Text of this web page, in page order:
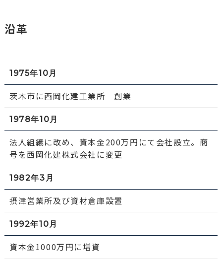
沿革
1975年10月
茨木市に西岡化建工業所 創業
1978年10月
法人組織に改め、資本金200万円にて会社設立。商
号を西岡化建株式会社に変更
1982年3月
摂津営業所及び資材倉庫設置
1992年10月
資本金1000万円に増資